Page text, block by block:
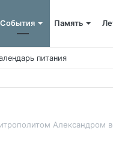
События Память
питания
Александром